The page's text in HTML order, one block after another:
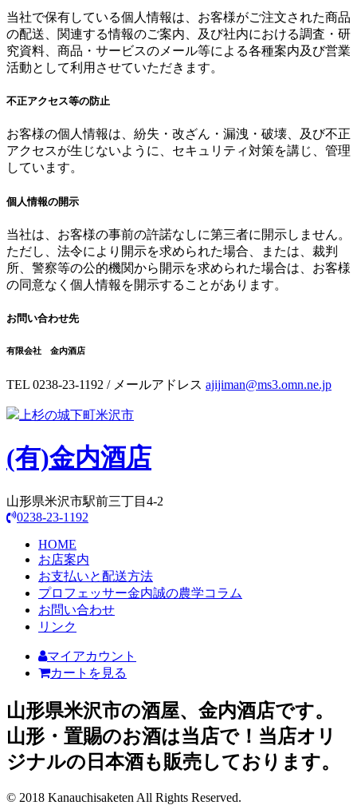
当社で保有している個人情報は、お客様がご注文された商品
の配送、関連する情報のご案内、及び社内における調査・研
究資料、商品・サービスのメール等による各種案内及び営業
活動として利用させていただきます。
不正アクセス等の防止
お客様の個人情報は、紛失・改ざん・漏洩・破壊、及び不正
アクセスが生じないように、セキュリティ対策を講じ、管理
しています。
個人情報の開示
当社は、お客様の事前の許諾なしに第三者に開示しません。
ただし、法令により開示を求められた場合、または、裁判
所、警察等の公的機関から開示を求められた場合は、お客様
の同意なく個人情報を開示することがあります。
お問い合わせ先
有限会社 金内酒店
TEL 0238-23-1192 / メールアドレス ajijiman@ms3.omn.ne.jp
上杉の城下町米沢市
(有)金内酒店
山形県米沢市駅前三丁目4-2
0238-23-1192
HOME
お店案内
お支払いと配送方法
プロフェッサー金内誠の農学コラム
お問い合わせ
リンク
マイアカウント
カートを見る
山形県米沢市の酒屋、金内酒店です。
山形・置賜のお酒は当店で！当店オリ
ジナルの日本酒も販売しております。
© 2018 Kanauchisaketen All Rights Reserved.